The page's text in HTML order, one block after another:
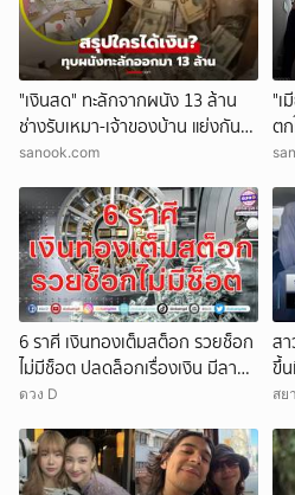
"เงินสด" ทะลักจากผนัง 13 ล้าน
ช่างรับเหมา-เจ้าของบ้าน แย่งกัน
วุ่น สุดท้ายศาลตัดสินให้ใคร?!
sanook.com
"เ
ต
ต
6 ราศี เงินทองเต็มสต็อก รวยช็อก
ไม่มีช็อต ปลดล็อกเรื่องเงิน มีลาภ
ลอยจ่อคิว
ดวง D
ส
ขึ้
ถิ่น
สย